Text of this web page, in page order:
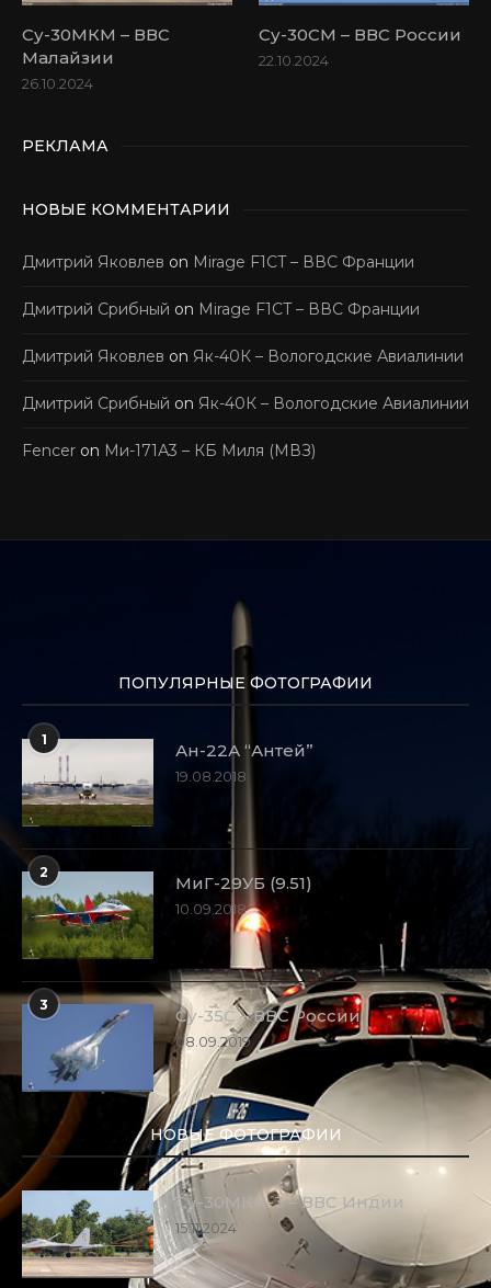
Су-30МКМ – ВВС
Малайзии
26.10.2024
Су-30СМ – ВВС России
22.10.2024
РЕКЛАМА
НОВЫЕ КОММЕНТАРИИ
Дмитрий Яковлев on Mirage F1CT – ВВС Франции
Дмитрий Срибный on Mirage F1CT – ВВС Франции
Дмитрий Яковлев on Як-40К – Вологодские Авиалинии
Дмитрий Срибный on Як-40К – Вологодские Авиалинии
Fencer on Ми-171А3 – КБ Миля (МВЗ)
ПОПУЛЯРНЫЕ ФОТОГРАФИИ
1
Ан-22А “Антей”
19.08.2018
2
МиГ-29УБ (9.51)
10.09.2018
3
Су-35С – ВВС России
08.09.2019
НОВЫЕ ФОТОГРАФИИ
Су-30МКИ-3 – ВВС Индии
15.11.2024